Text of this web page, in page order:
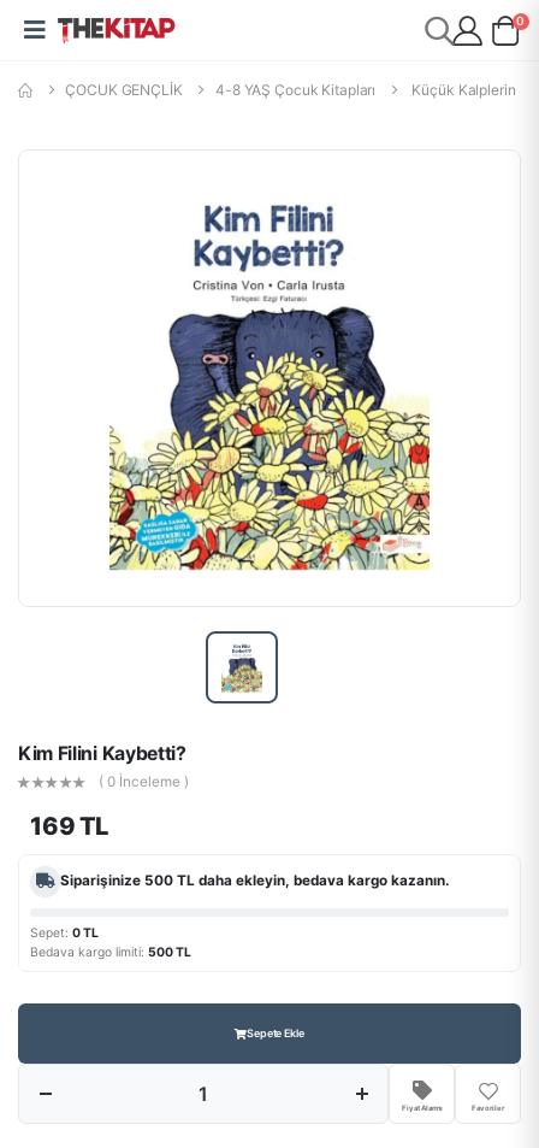
0
ÇOCUK GENÇLİK 4-8 YAŞ Çocuk Kitapları Küçük Kalplerin
Kim Filini Kaybetti?
( 0 İnceleme )
169 TL
Siparişinize 500 TL daha ekleyin, bedava kargo kazanın.
Sepet: 0 TL
Bedava kargo limiti: 500 TL
Sepete Ekle
Fiyat Alarmı Favoriler